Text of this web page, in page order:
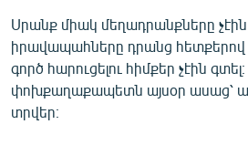
Սրանք միակ մեղադրանքները
իրավապահները դրանց հետքերով
գործ հարուցելու հիմքեր չէին
փոխքաղաքապետն այսօր ասաց՝
տրվեր։